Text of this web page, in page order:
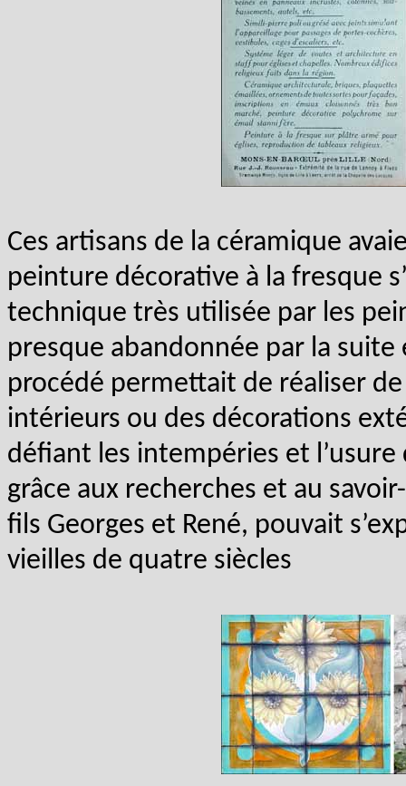
Ces artisans de la céramique
peinture décorative à la fresque
technique très utilisée par les
presque abandonnée par la suite
procédé permettait de réaliser
intérieurs ou des décorations
défiant les intempéries et l’usure
grâce aux recherches et au
fils Georges et René, pouvait
vieilles de quatre siècles